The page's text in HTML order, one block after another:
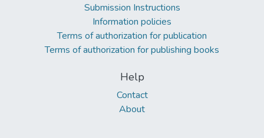
Submission Instructions
Information policies
Terms of authorization for publication
Terms of authorization for publishing books
Help
Contact
About